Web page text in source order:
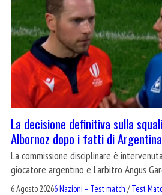
La decisione definitiva sulla
Albornoz dopo i fatti di
La commissione disciplinare è
giocatore argentino e l'arbitro Angus
6 Agosto 20266 Nazioni – Test match /Test